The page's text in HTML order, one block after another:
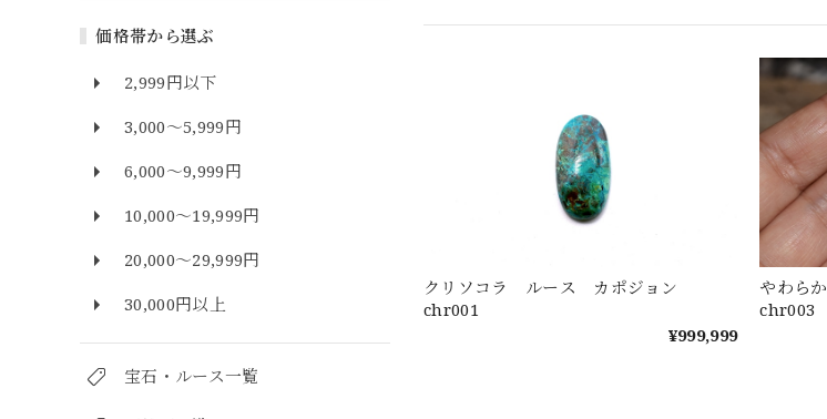
価格帯から選ぶ
2,999円以下
3,000～5,999円
6,000～9,999円
10,000～19,999円
20,000～29,999円
30,000円以上
宝石・ルース一覧
クリソコラ ルース カポジョン
chr001
¥999,999
やわら
chr003